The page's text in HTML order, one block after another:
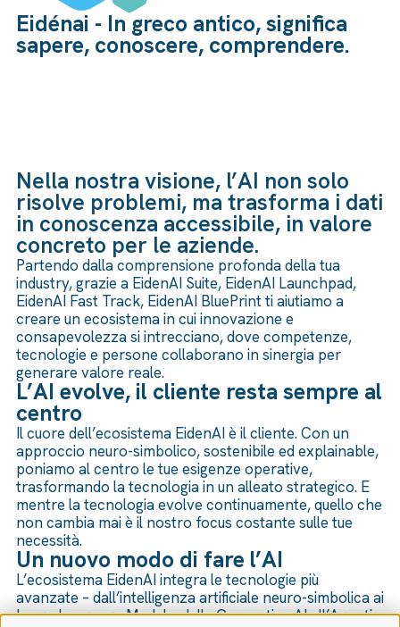
Eidénai - In greco antico, significa
sapere, conoscere, comprendere.
Nella nostra visione, l’AI non solo
risolve problemi, ma trasforma i dati
in conoscenza accessibile, in valore
concreto per le aziende.
Partendo dalla comprensione profonda della tua
industry, grazie a EidenAI Suite, EidenAI Launchpad,
EidenAI Fast Track, EidenAI BluePrint ti aiutiamo a
creare un ecosistema in cui innovazione e
consapevolezza si intrecciano, dove competenze,
tecnologie e persone collaborano in sinergia per
generare valore reale.
L’AI evolve, il cliente resta sempre al
centro
Il cuore dell’ecosistema EidenAI è il cliente. Con un
approccio neuro-simbolico, sostenibile ed explainable,
poniamo al centro le tue esigenze operative,
trasformando la tecnologia in un alleato strategico. E
mentre la tecnologia evolve continuamente, quello che
non cambia mai è il nostro focus costante sulle tue
necessità.
Un nuovo modo di fare l’AI
L’ecosistema EidenAI integra le tecnologie più
avanzate – dall’intelligenza artificiale neuro-simbolica ai
Large Language Models, dalla Generative AI all’Agentic